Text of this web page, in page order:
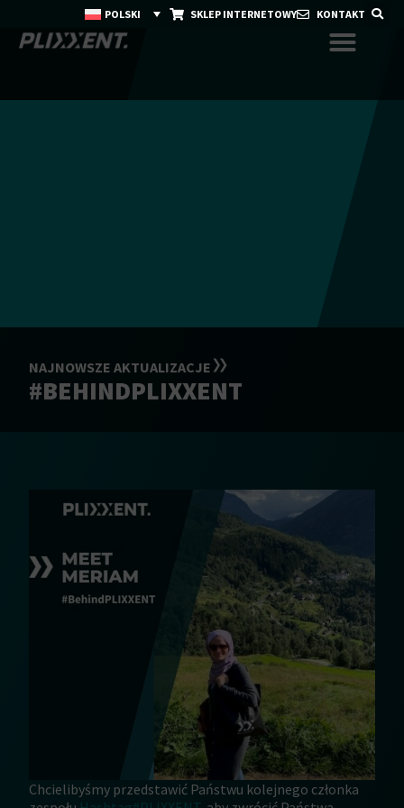
POLSKI SKLEP INTERNETOWY KONTAKT
NAJNOWSZE AKTUALIZACJE
#BEHINDPLIXXENT
Chcielibyśmy przedstawić Państwu kolejnego członka